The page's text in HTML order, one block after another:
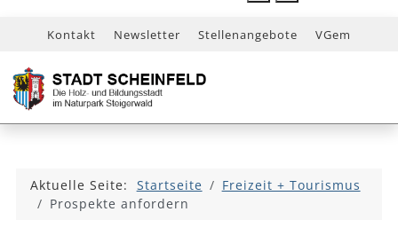
Kontakt Newsletter Stellenangebote VGem
Aktuelle Seite: Startseite
Freizeit + Tourismus
Prospekte anfordern